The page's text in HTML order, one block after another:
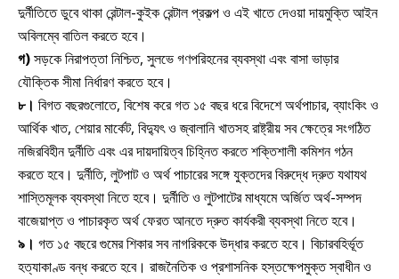
দুর্নীতিতে ডুবে থাকা রেন্টাল-কুইক রেন্টাল প্রকল্প ও এই খাতে দেওয়া দায়মুক্তি আইন
অবিলম্বে বাতিল করতে হবে।
গ)সড়কে নিরাপত্তা নিশ্চিত, সুলভে গণপরিহনের ব্যবস্থা এবং বাসা ভাড়ার
যৌক্তিক সীমা নির্ধারণ করতে হবে।
৮। বিগত বছরগুলোতে, বিশেষ করে গত ১৫ বছর ধরে বিদেশে অর্থপাচার, ব্যাংকিং ও
আর্থিক খাত, শেয়ার মার্কেট, বিদ্যুৎ ও জ্বালানি খাতসহ রাষ্ট্রীয় সব ক্ষেত্রে সংগঠিত
নজিরবিহীন দুর্নীতি এবং এর দায়দায়িত্ব চিহ্নিত করতে শক্তিশালী কমিশন গঠন
করতে হবে। দুর্নীতি, লুটপাট ও অর্থ পাচারের সঙ্গে যুক্তদের বিরুদ্ধে দ্রুত যথাযথ
শাস্তিমূলক ব্যবস্থা নিতে হবে। দুর্নীতি ও লুটপাটের মাধ্যমে অর্জিত অর্থ-সম্পদ
বাজেয়াপ্ত ও পাচারকৃত অর্থ ফেরত আনতে দ্রুত কার্যকরী ব্যবস্থা নিতে হবে।
৯। গত ১৫ বছরে গুমের শিকার সব নাগরিককে উদ্ধার করতে হবে। বিচারবহির্ভূত
হত্যাকাণ্ড বন্ধ করতে হবে। রাজনৈতিক ও প্রশাসনিক হস্তক্ষেপমুক্ত স্বাধীন ও